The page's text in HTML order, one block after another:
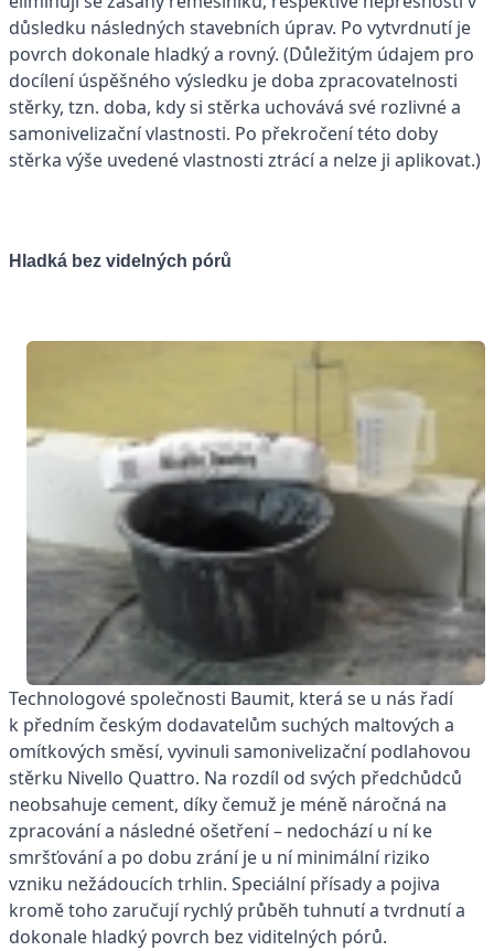
důsledku následných stavebních úprav. Po vytvrdnutí je
povrch dokonale hladký a rovný. (Důležitým údajem pro
docílení úspěšného výsledku je doba zpracovatelnosti
stěrky, tzn. doba, kdy si stěrka uchovává své rozlivné a
samonivelizační vlastnosti. Po překročení této doby
stěrka výše uvedené vlastnosti ztrácí a nelze ji aplikovat.)
Hladká bez videlných pórů
Technologové společnosti Baumit, která se u nás řadí
k předním českým dodavatelům suchých maltových a
omítkových směsí, vyvinuli samonivelizační podlahovou
stěrku Nivello Quattro. Na rozdíl od svých předchůdců
neobsahuje cement, díky čemuž je méně náročná na
zpracování a následné ošetření – nedochází u ní ke
smršťování a po dobu zrání je u ní minimální riziko
vzniku nežádoucích trhlin. Speciální přísady a pojiva
kromě toho zaručují rychlý průběh tuhnutí a tvrdnutí a
dokonale hladký povrch bez viditelných pórů.